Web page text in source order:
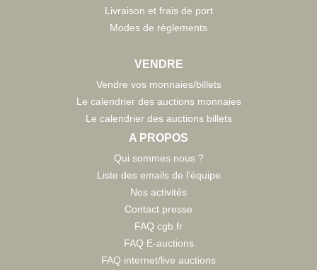
Livraison et frais de port
Modes de règlements
VENDRE
Vendre vos monnaies/billets
Le calendrier des auctions monnaies
Le calendrier des auctions billets
A PROPOS
Qui sommes nous ?
Liste des emails de l'équipe
Nos activités
Contact presse
FAQ cgb.fr
FAQ E-auctions
FAQ internet/live auctions